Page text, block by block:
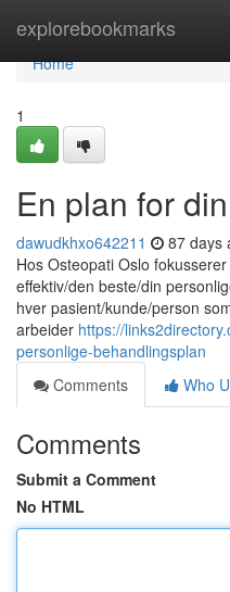
explorebookmarks
Home
Home
1
En plan for
dawudkhxo642211 87 days
Hos Osteopati Oslo
effektiv/den beste/din
hver pasient/kunde/person
arbeider https://
personlige-behandlingsplan
Comments
Who
Comments
Submit a Comment
No HTML